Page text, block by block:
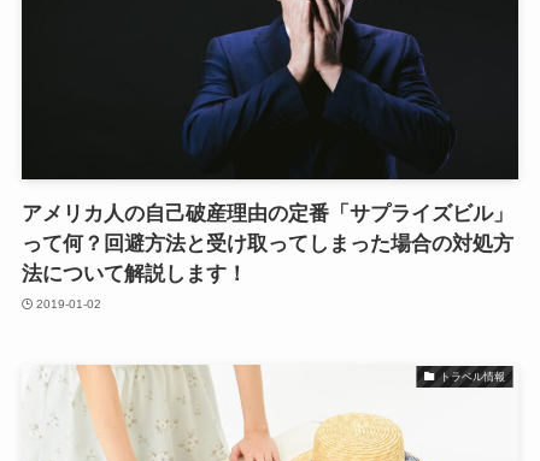
アメリカ人の自己破産理由の定番「サプライズビル」
って何？回避方法と受け取ってしまった場合の対処方
法について解説します！
2019-01-02
トラベル情報